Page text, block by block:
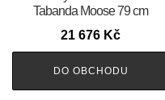
Tabanda Moose 79 cm
21 676 Kč
DO OBCHODU